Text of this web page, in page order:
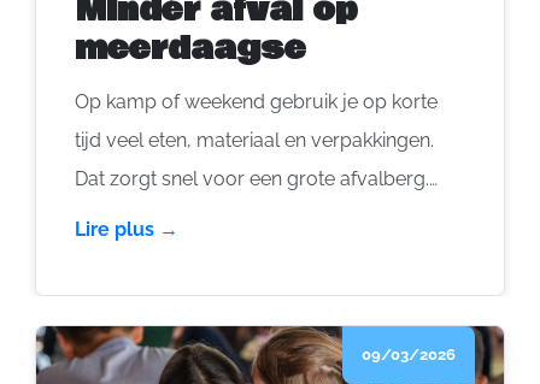
Minder afval op
meerdaagse
Op kamp of weekend gebruik je op korte
tijd veel eten, materiaal en verpakkingen.
Dat zorgt snel voor een grote afvalberg.
Gelukkig kan je als groep veel doen om dat
maak je al een groot verschil. Je koopt
minder nieuw, je gebruikt spullen langer en
je gooit minder weg. Dat is goed voor het
Lire plus →
09/03/2026